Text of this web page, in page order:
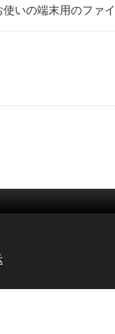
いの端末用のファ